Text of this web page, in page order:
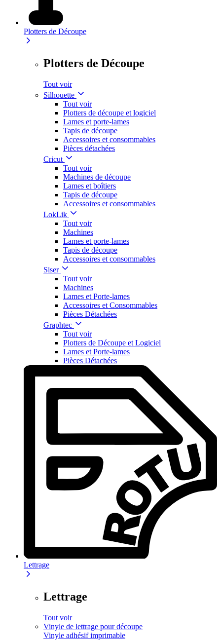
Plotters de Découpe
Plotters de Découpe
Tout voir
Silhouette
Tout voir
Plotters de découpe et logiciel
Lames et porte-lames
Tapis de découpe
Accessoires et consommables
Pièces détachées
Cricut
Tout voir
Machines de découpe
Lames et boîtiers
Tapis de découpe
Accessoires et consommables
LokLik
Tout voir
Machines
Lames et porte-lames
Tapis de découpe
Accessoires et consommables
Siser
Tout voir
Machines
Lames et Porte-lames
Accessoires et Consommables
Pièces Détachées
Graphtec
Tout voir
Plotters de Découpe et Logiciel
Lames et Porte-lames
Pièces Détachées
Lettrage
Lettrage
Tout voir
Vinyle de lettrage pour découpe
Vinyle adhésif imprimable